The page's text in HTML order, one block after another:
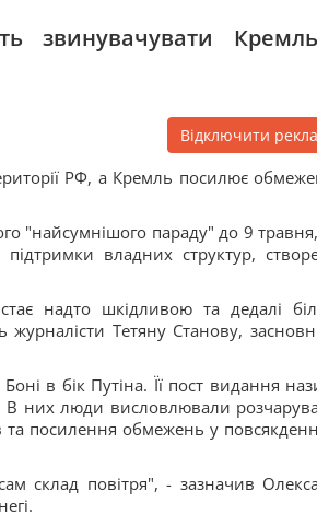
звинувачувати
Відключити
РФ, а Кремль посилює
"найсумнішого параду" до 9
владних структур,
надто шкідливою та дедалі
журналісти Тетяну Станову,
в бік Путіна. Її пост видання
В них люди висловлювали
та посилення обмежень у
склад повітря", - зазначив